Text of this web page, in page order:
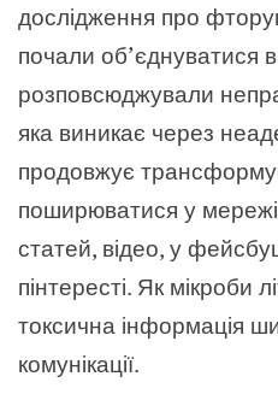
дослідження про
почали об’єднуватися
розповсюджували
яка виникає через
продовжує
поширюватися у
статей, відео, у
пінтересті. Як мікроби
токсична інформація
комунікації.